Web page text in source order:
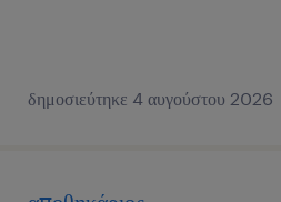
δημοσιεύτηκε 4 αυγούστου 2026